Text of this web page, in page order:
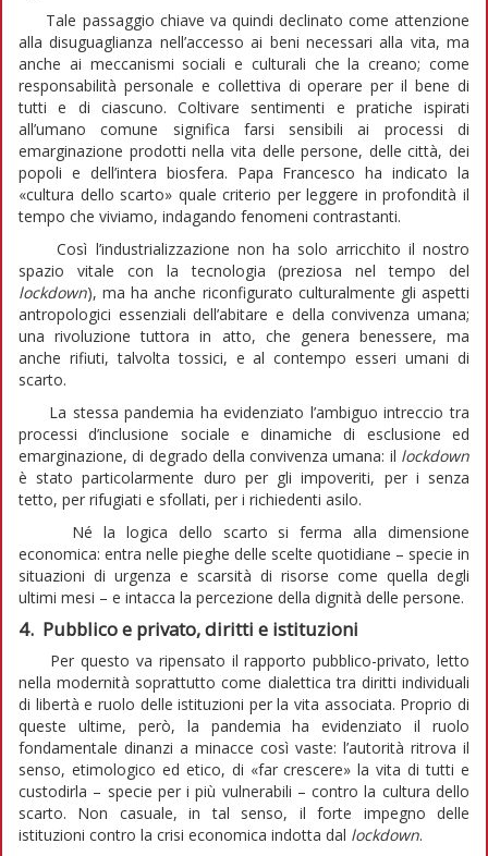
Tale passaggio chiave va quindi declinato come attenzione
alla disuguaglianza nell’accesso ai beni necessari alla vita, ma
anche ai meccanismi sociali e culturali che la creano; come
responsabilità personale e collettiva di operare per il bene di
tutti e di ciascuno. Coltivare sentimenti e pratiche ispirati
all’umano comune significa farsi sensibili ai processi di
emarginazione prodotti nella vita delle persone, delle città, dei
popoli e dell’intera biosfera. Papa Francesco ha indicato la
«cultura dello scarto» quale criterio per leggere in profondità il
tempo che viviamo, indagando fenomeni contrastanti.
Così l’industrializzazione non ha solo arricchito il nostro
spazio vitale con la tecnologia (preziosa nel tempo del
lockdown), ma ha anche riconfigurato culturalmente gli aspetti
antropologici essenziali dell’abitare e della convivenza umana;
una rivoluzione tuttora in atto, che genera benessere, ma
anche rifiuti, talvolta tossici, e al contempo esseri umani di
scarto.
La stessa pandemia ha evidenziato l’ambiguo intreccio tra
processi d’inclusione sociale e dinamiche di esclusione ed
emarginazione, di degrado della convivenza umana: il lockdown
è stato particolarmente duro per gli impoveriti, per i senza
tetto, per rifugiati e sfollati, per i richiedenti asilo.
Né la logica dello scarto si ferma alla dimensione
economica: entra nelle pieghe delle scelte quotidiane – specie in
situazioni di urgenza e scarsità di risorse come quella degli
ultimi mesi – e intacca la percezione della dignità delle persone.
4. Pubblico e privato, diritti e istituzioni
Per questo va ripensato il rapporto pubblico-privato, letto
nella modernità soprattutto come dialettica tra diritti individuali
di libertà e ruolo delle istituzioni per la vita associata. Proprio di
queste ultime, però, la pandemia ha evidenziato il ruolo
fondamentale dinanzi a minacce così vaste: l’autorità ritrova il
senso, etimologico ed etico, di «far crescere» la vita di tutti e
custodirla – specie per i più vulnerabili – contro la cultura dello
scarto. Non casuale, in tal senso, il forte impegno delle
istituzioni contro la crisi economica indotta dal lockdown.